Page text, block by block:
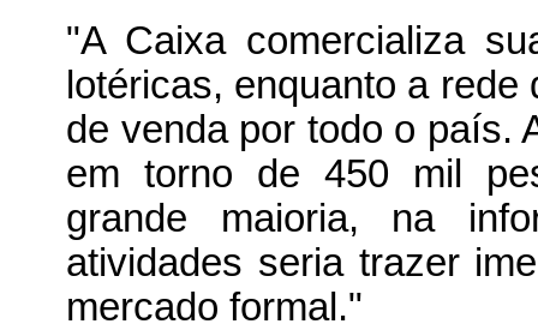
"A Caixa comercializa
lotéricas, enquanto a rede
de venda por todo o país.
em torno de 450 mil
grande maioria, na
atividades seria trazer
mercado formal."